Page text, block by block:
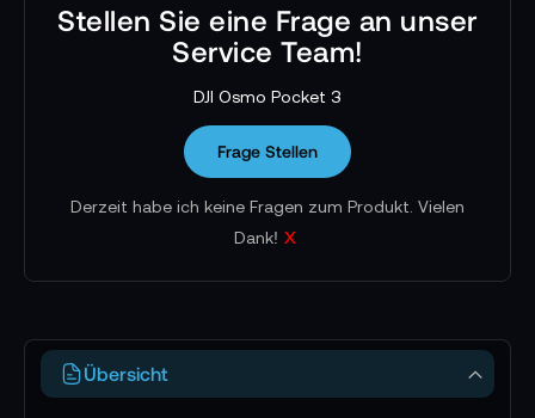
Stellen Sie eine Frage an unser
Service Team!
DJI Osmo Pocket 3
Frage Stellen
Derzeit habe ich keine Fragen zum Produkt. Vielen
Dank! x
Übersicht